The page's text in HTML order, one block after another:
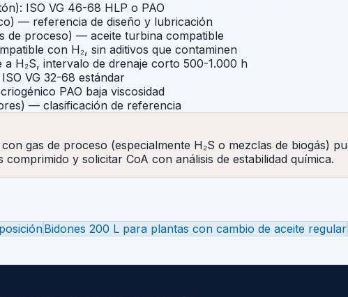
ISO VG 46-68 HLP o PAO
— referencia de diseño y lubricación
de proceso) — aceite turbina compatible
con H₂, sin aditivos que contaminen
H₂S, intervalo de drenaje corto 500-1.000 h
VG 32-68 estándar
PAO baja viscosidad
— clasificación de referencia
gas de proceso (especialmente H₂S o mezclas de biogás)
y solicitar CoA con análisis de estabilidad química.
Bidones 200 L para plantas con cambio de aceite regular